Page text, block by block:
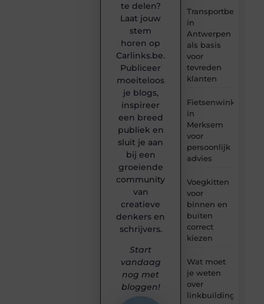
Transportbedrijf
in
Antwerpen
als basis
voor
tevreden
klanten
Fietsenwinkel
in
Merksem
voor
persoonlijk
advies
Voegkitten
voor
binnen en
buiten
correct
kiezen
Wat moet
je weten
over
linkbuilding?
te delen?
Laat jouw
stem
horen op
Carlinks.be.
Publiceer
moeiteloos
je blogs,
inspireer
een breed
publiek en
sluit je aan
bij een
groeiende
community
van
creatieve
denkers en
schrijvers.
Start
vandaag
nog met
bloggen!